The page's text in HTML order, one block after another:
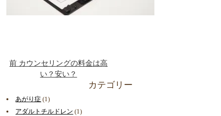
前 カウンセリングの料金は高
い？安い？
カテゴリー
あがり症 (1)
アダルトチルドレン (1)